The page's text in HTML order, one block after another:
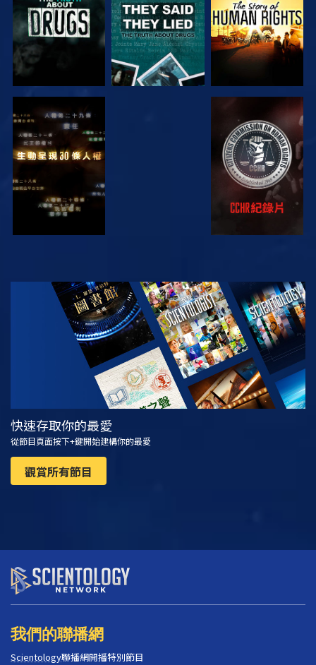
觀看 觀看
觀看 探索系列節目
快速存取你的最愛
從節目頁面按下+鍵開始建構你的最愛
觀賞所有節目
我們的聯播網
Scientology聯播網開播特別節目